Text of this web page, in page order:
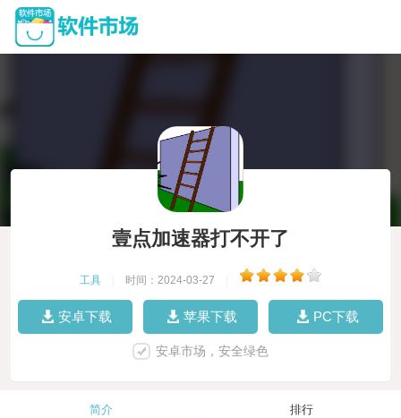
壹点加速器打不开了
工具 时间：2024-03-27
安卓下载 苹果下载 PC下载
安卓市场，安全绿色
简介 排行